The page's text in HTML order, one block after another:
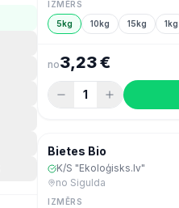
IZMĒRS
5kg
10kg 15kg 1kg
no3,23 €
1
Šodien
Bietes Bio
K/S "Ekoloģisks.lv"
no Sigulda
IZMĒRS